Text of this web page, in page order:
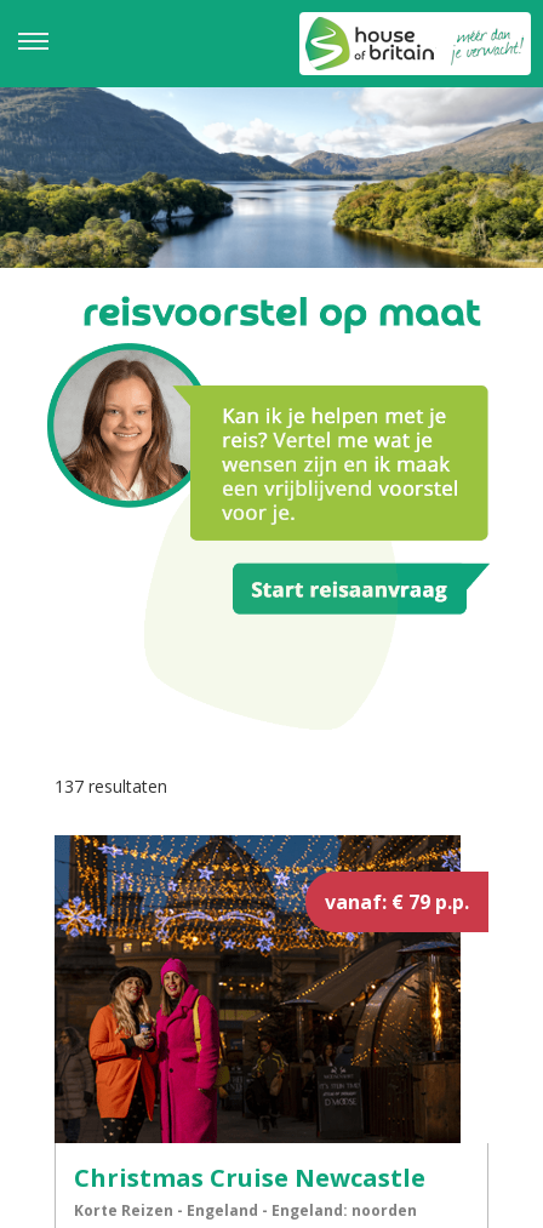
137 resultaten
vanaf: € 79 p.p.
Christmas Cruise Newcastle
Korte Reizen - Engeland - Engeland: noorden